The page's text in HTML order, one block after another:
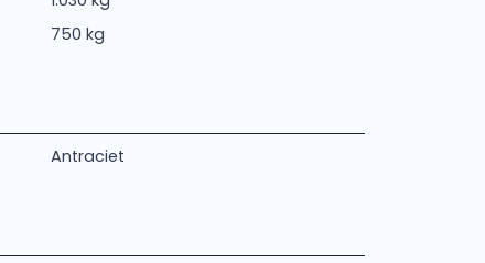
750 kg
Antraciet